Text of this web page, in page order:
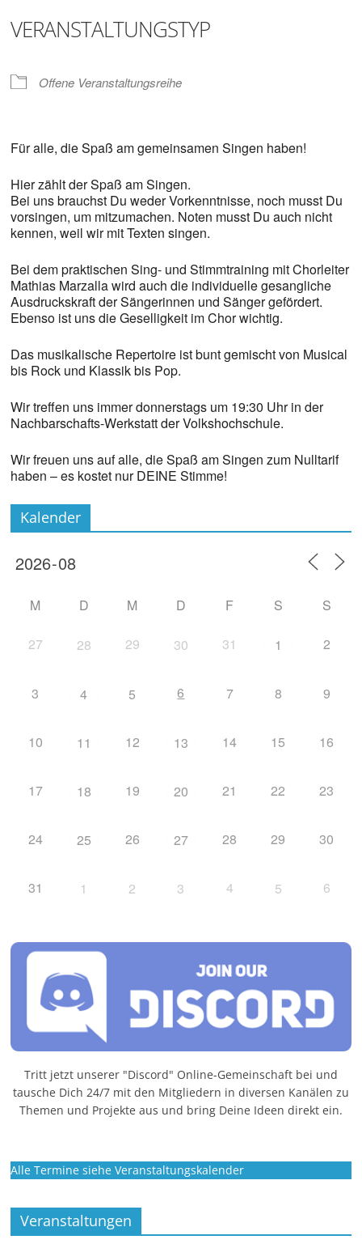
VERANSTALTUNGSTYP
Offene Veranstaltungsreihe
Für alle, die Spaß am gemeinsamen Singen haben!
Hier zählt der Spaß am Singen.
Bei uns brauchst Du weder Vorkenntnisse, noch musst Du
vorsingen, um mitzumachen. Noten musst Du auch nicht
kennen, weil wir mit Texten singen.
Bei dem praktischen Sing- und Stimmtraining mit Chorleiter
Mathias Marzalla wird auch die individuelle gesangliche
Ausdruckskraft der Sängerinnen und Sänger gefördert.
Ebenso ist uns die Geselligkeit im Chor wichtig.
Das musikalische Repertoire ist bunt gemischt von Musical
bis Rock und Klassik bis Pop.
Wir treffen uns immer donnerstags um 19:30 Uhr in der
Nachbarschafts-Werkstatt der Volkshochschule.
Wir freuen uns auf alle, die Spaß am Singen zum Nulltarif
haben – es kostet nur DEINE Stimme!
Kalender
M D M D F S S
27 28 29 30 31 1 2
3 4 5 6 7 8 9
10 11 12 13 14 15 16
17 18 19 20 21 22 23
24 25 26 27 28 29 30
31 1 2 3 4 5 6
Tritt jetzt unserer "Discord" Online-Gemeinschaft bei und
tausche Dich 24/7 mit den Mitgliedern in diversen Kanälen zu
Themen und Projekte aus und bring Deine Ideen direkt ein.
Alle Termine siehe Veranstaltungskalender
Veranstaltungen